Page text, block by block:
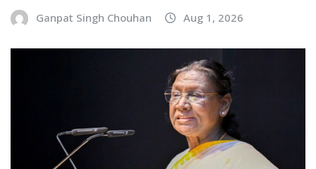
Ganpat Singh Chouhan Aug 1, 2026